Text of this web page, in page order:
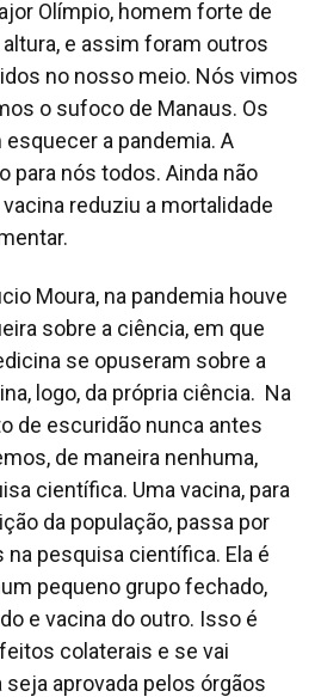
Olímpio, homem forte de
e assim foram outros
no nosso meio. Nós vimos
o sufoco de Manaus. Os
a pandemia. A
para nós todos. Ainda não
reduziu a mortalidade
Moura, na pandemia houve
sobre a ciência, em que
se opuseram sobre a
logo, da própria ciência. Na
de escuridão nunca antes
de maneira nenhuma,
científica. Uma vacina, para
da população, passa por
pesquisa científica. Ela é
pequeno grupo fechado,
e vacina do outro. Isso é
colaterais e se vai
seja aprovada pelos órgãos